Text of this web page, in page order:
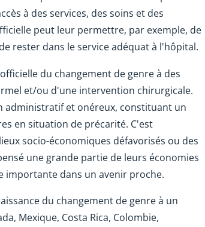
à des services, des soins et des
peut leur permettre, par exemple, de
rester dans le service adéquat à l'hôpital.
du changement de genre à des
et/ou d'une intervention chirurgicale.
administratif et onéreux, constituant un
en situation de précarité. C'est
socio-économiques défavorisés ou des
une grande partie de leurs économies
importante dans un avenir proche.
du changement de genre à un
Mexique, Costa Rica, Colombie,